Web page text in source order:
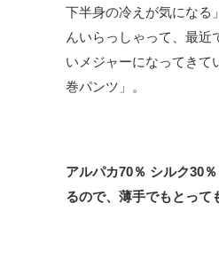
下半身の冷えが気になる
んいらっしゃって、最近
いメジャーになってきて
巻パンツ」。
アルパカ70％ シルク30
るので、薄手でもとって